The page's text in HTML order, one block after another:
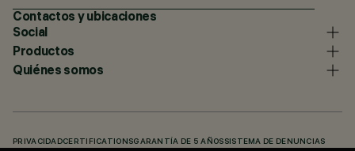
Contactos y ubicaciones
Social
Productos
Quiénes somos
PRIVACIDADCERTIFICATIONSGARANTÍA DE 5 AÑOS SISTEMA DE DENUNCIAS